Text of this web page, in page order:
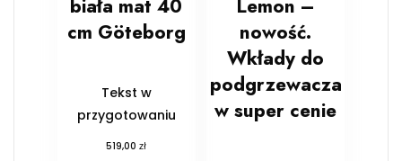
biała mat 40
cm Göteborg
Tekst w
przygotowaniu
519,00zł
Lemon –
nowość.
Wkłady do
podgrzewacza
w super cenie